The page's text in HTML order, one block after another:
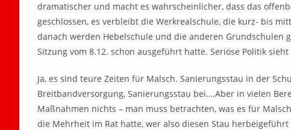
dramatischer und macht es wahrscheinlicher, dass das
geschlossen, es verbleibt die Werkrealschule, die kurz- bis
danach werden Hebelschule und die anderen Grundschulen
Sitzung vom 8.12. schon ausgeführt hatte. Seriöse Politik
Ja, es sind teure Zeiten für Malsch. Sanierungsstau in der
Breitbandversorgung, Sanierungsstau bei….Aber in vielen
Maßnahmen nichts – man muss betrachten, was es für
die Mehrheit im Rat hatte, wer also diesen Stau